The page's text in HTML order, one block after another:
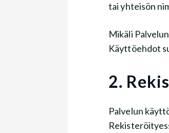
tai yhteisön
Mikäli
Käyttöehdot
2.
Palvelun